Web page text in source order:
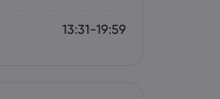
13:31-19:59